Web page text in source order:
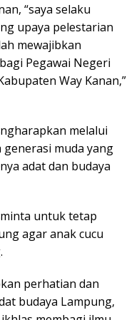
“saya selaku
upaya pelestarian
mewajibkan
Pegawai Negeri
Way Kanan,”
melalui
muda yang
adat dan budaya
untuk tetap
agar anak cucu
perhatian dan
budaya Lampung,